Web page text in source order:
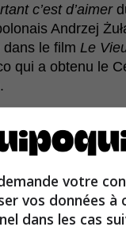
c’est d’aimer
Andrzej
le film Le
qui a obtenu le
à la newsletter
votre
vos données à
dans les cas